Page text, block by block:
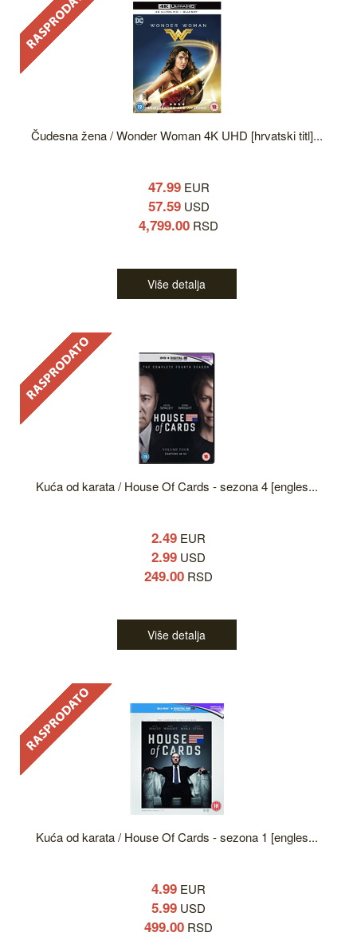
Čudesna žena / Wonder Woman 4K UHD [hrvatski titl]...
47.99EUR
57.59USD
4,799.00 RSD
Više detalja
Kuća od karata / House Of Cards - sezona 4 [engles...
2.49 EUR
2.99 USD
249.00 RSD
Više detalja
Kuća od karata / House Of Cards - sezona 1 [engles...
4.99 EUR
5.99 USD
499.00 RSD